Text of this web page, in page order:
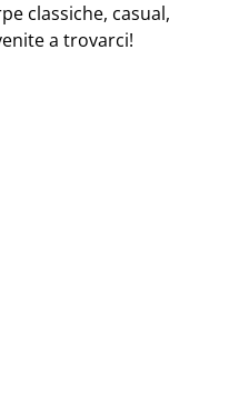
classiche, casual,
a trovarci!